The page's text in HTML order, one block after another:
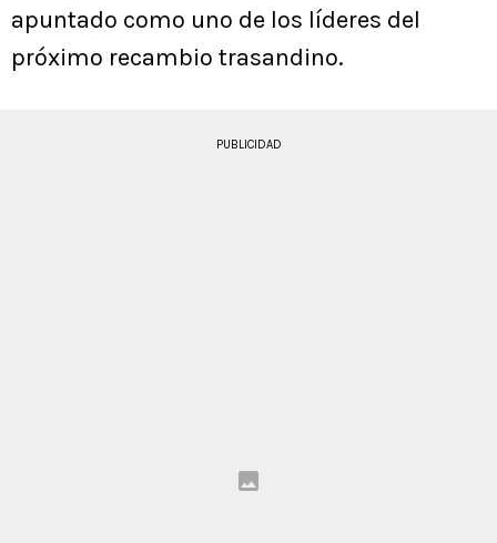
apuntado como uno de los líderes del
próximo recambio trasandino.
PUBLICIDAD